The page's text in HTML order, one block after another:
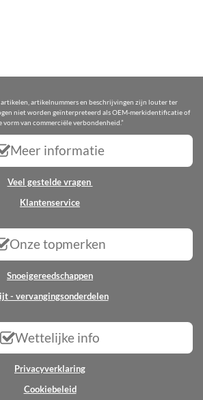
artikelen, artikelnummers en beschrijvingen zijn louter ter
niet worden geïnterpreteerd als OEM-merkidentificatie of
vorm van commerciële verbondenheid.”
Meer informatie
Veel gestelde vragen
Klantenservice
Onze topmerken
Snoeigereedschappen
- vervangingsonderdelen
Wettelijke info
Privacyverklaring
Cookiebeleid